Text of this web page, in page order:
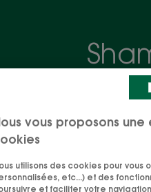
de l'eau pour nettoyer
sont à portée de
sortie, ce geste
vous proposons
utilisons des cookies pour
etc...) et des
et faciliter votre